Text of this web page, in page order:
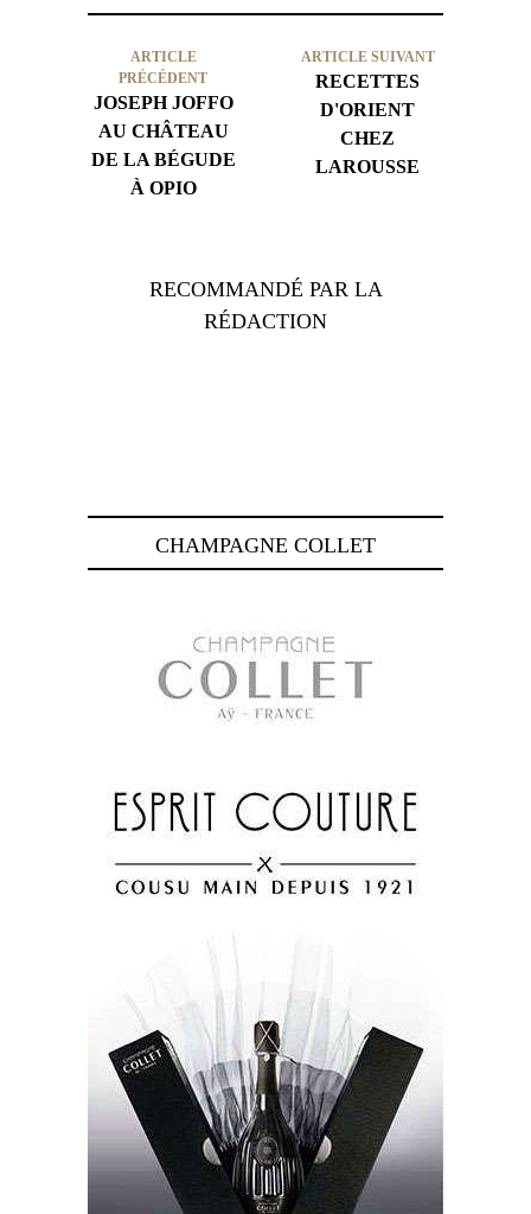
ARTICLE
PRÉCÉDENT
JOSEPH JOFFO
AU CHÂTEAU
DE LA BÉGUDE
À OPIO
ARTICLE SUIVANT
RECETTES
D'ORIENT
CHEZ
LAROUSSE
RECOMMANDÉ PAR LA
RÉDACTION
CHAMPAGNE COLLET